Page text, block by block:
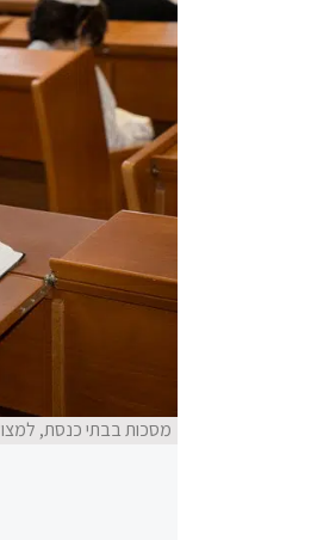
מסכות בבתי כנסת,